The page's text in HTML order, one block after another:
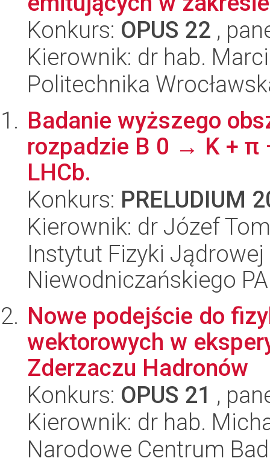
Konkurs: OPUS 22 ,
Kierownik: dr hab.
Politechnika
Badanie wyższego
rozpadzie B 0 → K + π
LHCb.
Konkurs: PRELUDIUM
Kierownik: dr Józef
Instytut Fizyki
Niewodniczańskiego
Nowe podejście do
wektorowych w
Zderzaczu Hadronów
Konkurs: OPUS 21 ,
Kierownik: dr hab.
Narodowe Centrum